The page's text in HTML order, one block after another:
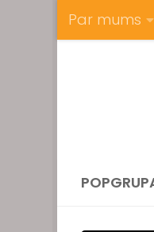
Skip to
Par mums